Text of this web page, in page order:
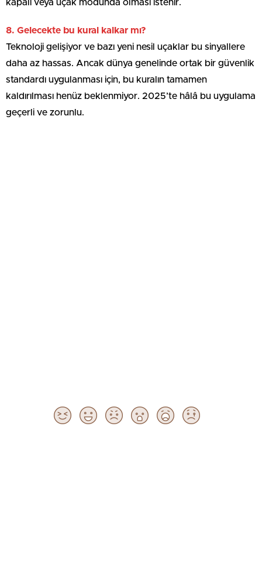
kapalı veya uçak modunda olması istenir.
8. Gelecekte bu kural kalkar mı?
Teknoloji gelişiyor ve bazı yeni nesil uçaklar bu sinyallere
daha az hassas. Ancak dünya genelinde ortak bir güvenlik
standardı uygulanması için, bu kuralın tamamen
kaldırılması henüz beklenmiyor. 2025’te hâlâ bu uygulama
geçerli ve zorunlu.